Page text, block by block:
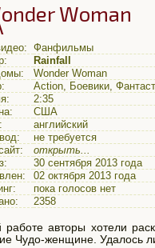
Woman
Фанфильмы
Rainfall
Wonder Woman
Action, Боевики,
2:35
США
английский
не требуется
открыть...
30 сентября 2013 года
02 октября 2013 года
пока голосов нет
2358
работе авторы хотели
Чудо-женщине. Удалось